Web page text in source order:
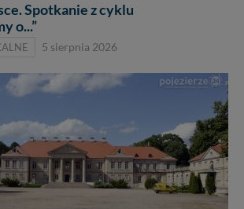
Spotkanie z cyklu
o...”
5 sierpnia 2026